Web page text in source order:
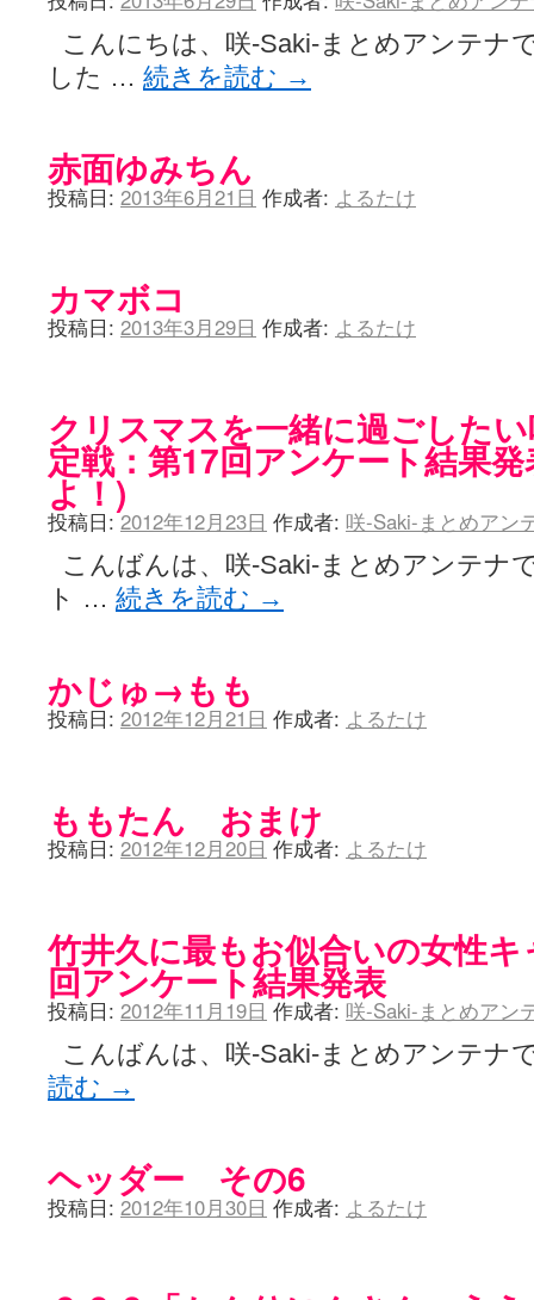
こんにちは、咲-Saki-まとめアンテナ
した … 続きを読む →
赤面ゆみちん
投稿日: 2013年6月21日 作成者: よるたけ
カマボコ
投稿日: 2013年3月29日 作成者: よるたけ
クリスマスを一緒に過ごした
定戦：第17回アンケート結果
よ！)
投稿日: 2012年12月23日 作成者: 咲-Saki-まとめアン
こんばんは、咲-Saki-まとめアンテナ
ト … 続きを読む →
かじゅ→もも
投稿日: 2012年12月21日 作成者: よるたけ
ももたん おまけ
投稿日: 2012年12月20日 作成者: よるたけ
竹井久に最もお似合いの女性
回アンケート結果発表
投稿日: 2012年11月19日 作成者: 咲-Saki-まとめアン
こんばんは、咲-Saki-まとめアンテ
読む →
ヘッダー その6
投稿日: 2012年10月30日 作成者: よるたけ